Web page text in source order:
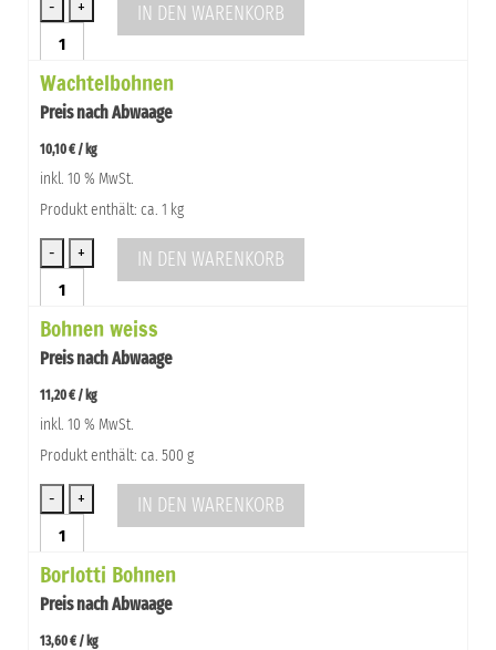
Tellerlinsen
braun
1kg
Menge
IN DEN WARENKORB
Wachtelbohnen
Preis nach Abwaage
10,10€ / kg
inkl. 10 % MwSt.
Produkt enthält: ca. 1 kg
Wachtelbohnen
Menge
IN DEN WARENKORB
Bohnen weiss
Preis nach Abwaage
11,20€ / kg
inkl. 10 % MwSt.
Produkt enthält: ca. 500 g
weiss
Menge
IN DEN WARENKORB
Borlotti Bohnen
Preis nach Abwaage
13,60€ / kg